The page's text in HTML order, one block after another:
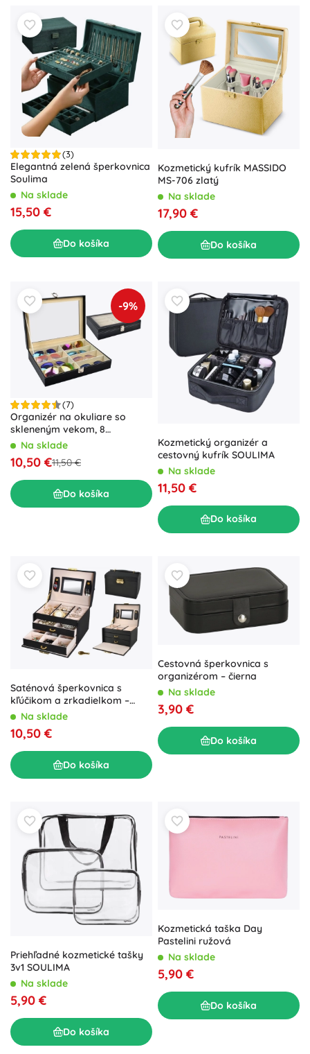
(3)
Elegantná zelená šperkovnica
Soulima
Na sklade
15,50 €
Do košíka
Kozmetický kufrík MASSIDO
MS-706 zlatý
Na sklade
17,90 €
Do košíka
-9%
(7)
Organizér na okuliare so
skleneným vekom, 8
priehradiek SOULIMA
Na sklade
10,50 €11,50 €
Do košíka
Kozmetický organizér a
cestovný kufrík SOULIMA
Na sklade
11,50 €
Do košíka
Saténová šperkovnica s
kľúčikom a zrkadielkom –
čierna
Na sklade
10,50 €
Do košíka
Cestovná šperkovnica s
organizérom – čierna
Na sklade
3,90 €
Do košíka
Priehľadné kozmetické tašky
3v1 SOULIMA
Na sklade
5,90 €
Do košíka
Kozmetická taška Day
Pastelini ružová
Na sklade
5,90 €
Do košíka